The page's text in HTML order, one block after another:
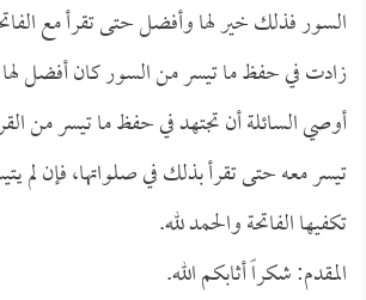
السور فذلك خير لها وأفضل حتى تقرأ مع
زادت في حفظ ما تيسر من السور كان أفضل لها
أوصي السائلة أن تجتهد في حفظ ما تيسر من
تيسر معه حتى تقرأ بذلك في صلواتها، فإن لم
تكفيها الفاتحة والحمد لله.
المقدم: شكراً أثابكم الله.